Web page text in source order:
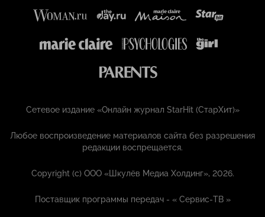
Сетевое издание «Онлайн журнал StarHit (СтарХит)»
Любое воспроизведение материалов сайта без разрешения
редакции воспрещается.
Copyright (с) ООО «Шкулёв Медиа Холдинг», 2026.
Поставщик программы передач - «Сервис-ТВ »